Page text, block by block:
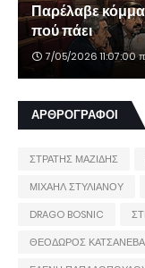
Παρέλαβε
πού πάει
7/05/2026 11:07:00
ΑΡΘΡΟΓΡΑΦΟΙ
ΣΤΡΑΤΗΣ ΜΑΖΙΔΗΣ
ΜΙΧΑΗΛ ΣΤΥΛΙΑΝΟΥ
DRAGO BOSNIC
ΘΕΟΔΩΡΟΣ